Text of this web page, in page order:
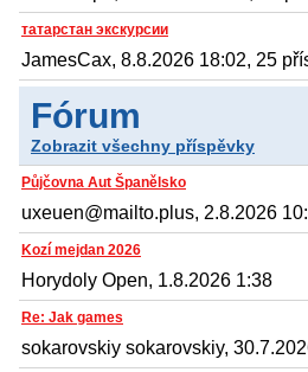
татарстан экскурсии
JamesCax, 8.8.2026 18:02, 25
Fórum
Zobrazit všechny příspěvky
Půjčovna Aut Španělsko
uxeuen@mailto.plus, 2.8.2026
Kozí mejdan 2026
Horydoly Open, 1.8.2026 1:38
Re: Jak games
sokarovskiy sokarovskiy,